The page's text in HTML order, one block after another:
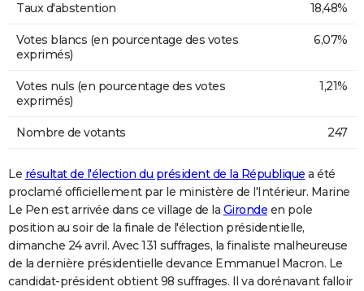
Taux d'abstention 18,48%
Votes blancs (en pourcentage des votes
exprimés)
6,07%
Votes nuls (en pourcentage des votes
exprimés)
1,21%
Nombre de votants 247
Le résultat de l'élection du président de la République a été
proclamé officiellement par le ministère de l'Intérieur. Marine
Le Pen est arrivée dans ce village de la Gironde en pole
position au soir de la finale de l'élection présidentielle,
dimanche 24 avril. Avec 131 suffrages, la finaliste malheureuse
de la dernière présidentielle devance Emmanuel Macron. Le
candidat-président obtient 98 suffrages. Il va dorénavant falloir